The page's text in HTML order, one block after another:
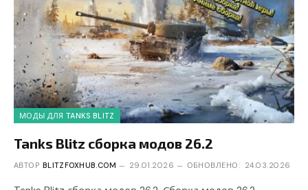
МОДЫ ДЛЯ TANKS BLITZ
Tanks Blitz сборка модов 26.2
АВТОР BLITZFOXHUB.COM 29.01.2026 ОБНОВЛЕНО: 24.03.2026